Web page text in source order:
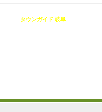
タウンガイド 岐阜